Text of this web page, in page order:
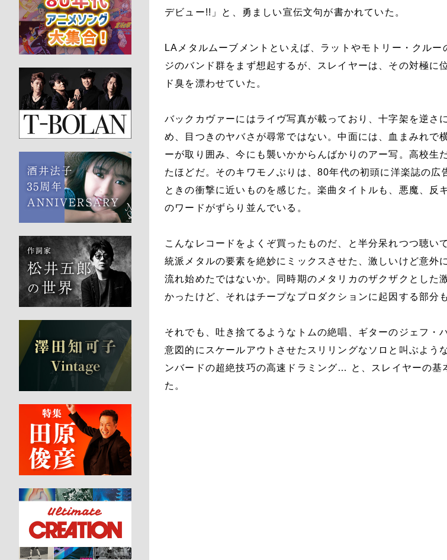
デビュー!!」と、勇ましい宣伝文句が書かれていた。
LAメタルムーブメントといえば、ラットやモトリー・クルー
ジのバンド群をまず想起するが、スレイヤーは、その対極に
ド臭を漂わせていた。
バックカヴァーにはライヴ写真が載っており、十字架を逆さ
め、目つきのヤバさが尋常ではない。中面には、血まみれで
ーが取り囲み、今にも襲いかからんばかりのアー写。高校生
たほどだ。そのキワモノぶりは、80年代の初頭に洋楽誌の広
ときの衝撃に近いものを感じた。楽曲タイトルも、悪魔、反
のワードがずらり並んでいる。
こんなレコードをよくぞ買ったものだ、と半分呆れつつ聴い
統派メタルの要素を絶妙にミックスさせた、激しいけど意外
流れ始めたではないか。同時期のメタリカのザクザクとした
かったけど、それはチープなプロダクションに起因する部分
それでも、吐き捨てるようなトムの絶唱、ギターのジェフ・
意図的にスケールアウトさせたスリリングなソロと叫ぶよう
ンバードの超絶技巧の高速ドラミング… と、スレイヤーの基
た。